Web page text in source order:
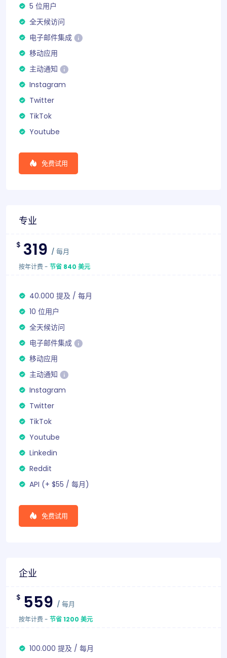
5 位用户
全天候访问
电子邮件集成
移动应用
主动通知
Instagram
Twitter
TikTok
Youtube
免费试用
专业
$ 319 / 每月
按年计费 - 节省 840 美元
40.000 提及 / 每月
10 位用户
全天候访问
电子邮件集成
移动应用
主动通知
Instagram
Twitter
TikTok
Youtube
Linkedin
Reddit
API (+ $55 / 每月)
免费试用
企业
$ 559 / 每月
按年计费 - 节省 1200 美元
100.000 提及 / 每月